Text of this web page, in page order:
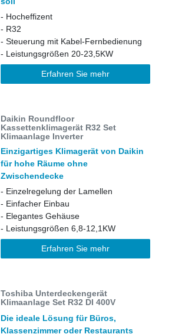
- Hocheffizent
- R32
- Steuerung mit Kabel-Fernbedienung
- Leistungsgrößen 20-23,5KW
Erfahren Sie mehr
Daikin Roundfloor
Kassettenklimagerät R32 Set
Klimaanlage Inverter
Einzigartiges Klimagerät von Daikin
für hohe Räume ohne
Zwischendecke
- Einzelregelung der Lamellen
- Einfacher Einbau
- Elegantes Gehäuse
- Leistungsgrößen 6,8-12,1KW
Erfahren Sie mehr
Toshiba Unterdeckengerät
Klimaanlage Set R32 DI 400V
Die ideale Lösung für Büros,
Klassenzimmer oder Restaurants